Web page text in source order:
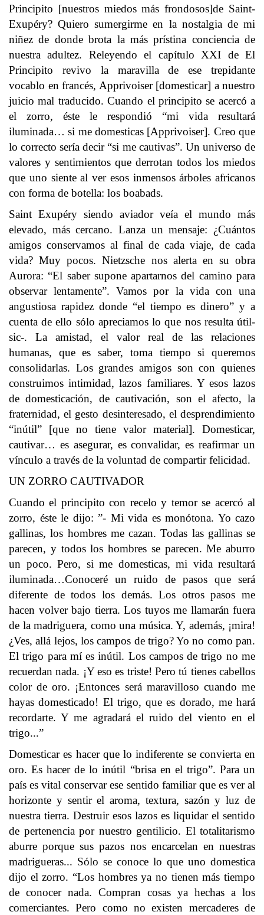
Principito [nuestros miedos más frondosos]de Saint-
Exupéry? Quiero sumergirme en la nostalgia de mi
niñez de donde brota la más prístina conciencia de
nuestra adultez. Releyendo el capítulo XXI de El
Principito revivo la maravilla de ese trepidante
vocablo en francés, Apprivoiser [domesticar] a nuestro
juicio mal traducido. Cuando el principito se acercó a
el zorro, éste le respondió “mi vida resultará
iluminada… si me domesticas [Apprivoiser]. Creo que
lo correcto sería decir “si me cautivas”. Un universo de
valores y sentimientos que derrotan todos los miedos
que uno siente al ver esos inmensos árboles africanos
con forma de botella: los boabads.
Saint Exupéry siendo aviador veía el mundo más
elevado, más cercano. Lanza un mensaje: ¿Cuántos
amigos conservamos al final de cada viaje, de cada
vida? Muy pocos. Nietzsche nos alerta en su obra
Aurora: “El saber supone apartarnos del camino para
observar lentamente”. Vamos por la vida con una
angustiosa rapidez donde “el tiempo es dinero” y a
cuenta de ello sólo apreciamos lo que nos resulta útil-
sic-. La amistad, el valor real de las relaciones
humanas, que es saber, toma tiempo si queremos
consolidarlas. Los grandes amigos son con quienes
construimos intimidad, lazos familiares. Y esos lazos
de domesticación, de cautivación, son el afecto, la
fraternidad, el gesto desinteresado, el desprendimiento
“inútil” [que no tiene valor material]. Domesticar,
cautivar… es asegurar, es convalidar, es reafirmar un
vínculo a través de la voluntad de compartir felicidad.
UN ZORRO CAUTIVADOR
Cuando el principito con recelo y temor se acercó al
zorro, éste le dijo: ”- Mi vida es monótona. Yo cazo
gallinas, los hombres me cazan. Todas las gallinas se
parecen, y todos los hombres se parecen. Me aburro
un poco. Pero, si me domesticas, mi vida resultará
iluminada…Conoceré un ruido de pasos que será
diferente de todos los demás. Los otros pasos me
hacen volver bajo tierra. Los tuyos me llamarán fuera
de la madriguera, como una música. Y, además, ¡mira!
¿Ves, allá lejos, los campos de trigo? Yo no como pan.
El trigo para mí es inútil. Los campos de trigo no me
recuerdan nada. ¡Y eso es triste! Pero tú tienes cabellos
color de oro. ¡Entonces será maravilloso cuando me
hayas domesticado! El trigo, que es dorado, me hará
recordarte. Y me agradará el ruido del viento en el
trigo...”
Domesticar es hacer que lo indiferente se convierta en
oro. Es hacer de lo inútil “brisa en el trigo”. Para un
país es vital conservar ese sentido familiar que es ver al
horizonte y sentir el aroma, textura, sazón y luz de
nuestra tierra. Destruir esos lazos es liquidar el sentido
de pertenencia por nuestro gentilicio. El totalitarismo
aburre porque sus pazos nos encarcelan en nuestras
madrigueras... Sólo se conoce lo que uno domestica
dijo el zorro. “Los hombres ya no tienen más tiempo
de conocer nada. Compran cosas ya hechas a los
comerciantes. Pero como no existen mercaderes de